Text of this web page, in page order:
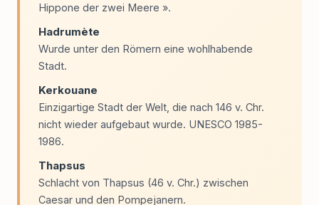
Hippone der zwei Meere ».
Hadrumète
Wurde unter den Römern eine wohlhabende
Stadt.
Kerkouane
Einzigartige Stadt der Welt, die nach 146 v. Chr.
nicht wieder aufgebaut wurde. UNESCO 1985-
1986.
Thapsus
Schlacht von Thapsus (46 v. Chr.) zwischen
Caesar und den Pompejanern.